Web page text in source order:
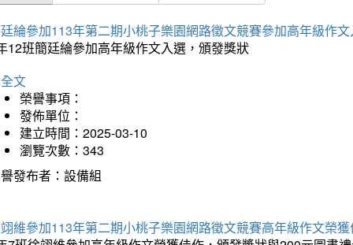
綸參加113年第二期小桃子樂園網路徵文競賽參加高年級作
12班簡廷綸參加高年級作文入選，頒發獎狀
文
榮譽事項：
發佈單位：
建立時間：2025-03-10
瀏覽次數：343
發布者：設備組
維參加113年第二期小桃子樂園網路徵文競賽高年級作文榮